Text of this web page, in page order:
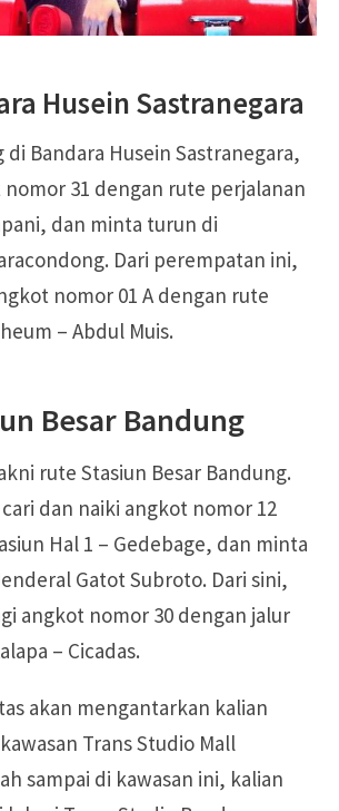
Husein Sastranegara
Bandara Husein Sastranegara,
31 dengan rute perjalanan
dan minta turun di
Dari perempatan ini,
nomor 01 A dengan rute
– Abdul Muis.
Besar Bandung
rute Stasiun Besar Bandung.
dan naiki angkot nomor 12
Hal 1 – Gedebage, dan minta
Gatot Subroto. Dari sini,
angkot nomor 30 dengan jalur
– Cicadas.
akan mengantarkan kalian
Trans Studio Mall
sampai di kawasan ini, kalian